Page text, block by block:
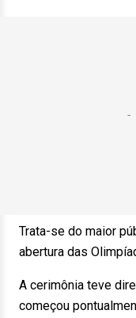
Trata-se do maior
abertura das
A cerimônia teve
começou